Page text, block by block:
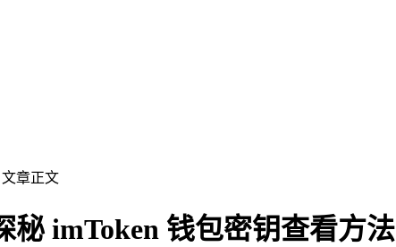
章正文
秘 imToken 钱包密钥查看方法